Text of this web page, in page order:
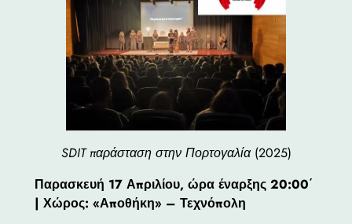
SDIT παράσταση στην Πορτογαλία(2025)
Παρασκευή 17 Απριλίου, ώρα έναρξης 20:00΄
| Χώρος: «Αποθήκη» – Τεχνόπολη